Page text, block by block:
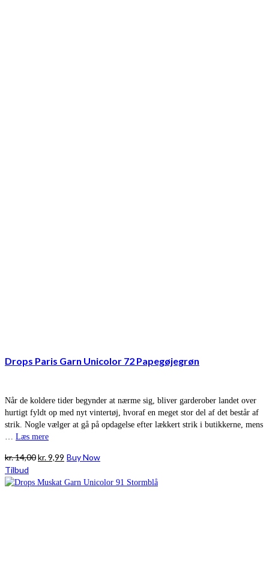
Drops Paris Garn Unicolor 72 Papegøjegrøn
Når de koldere tider begynder at nærme sig, bliver garderober landet over
hurtigt fyldt op med nyt vintertøj, hvoraf en meget stor del af det består af
strik. Nogle vælger at gå på opdagelse efter lækkert strik i butikkerne, mens
… Læs mere
kr.14,00Den
pris
kr.9,99 Den
pris
Buy Now
Tilbud